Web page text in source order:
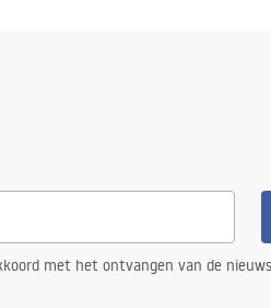
met het ontvangen van de